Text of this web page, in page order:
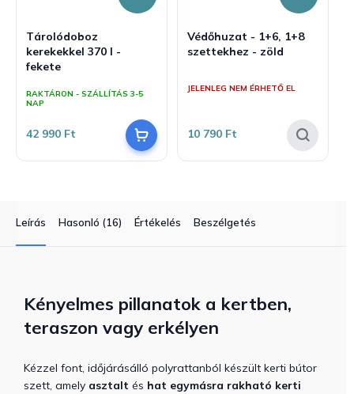
Tárolódoboz
kerekekkel 370 l -
fekete
RAKTÁRON - SZÁLLÍTÁS 3-5
NAP
42 990 Ft
Védőhuzat - 1+6, 1+8
szettekhez - zöld
termék
ből
csillag.
JELENLEG NEM ÉRHETŐ EL
10 790 Ft
Leírás Hasonló (16) Értékelés Beszélgetés
Kényelmes pillanatok a kertben,
teraszon vagy erkélyen
Kézzel font, időjárásálló polyrattanból készült kerti bútor
szett, amely asztalt és hat egymásra rakható kerti